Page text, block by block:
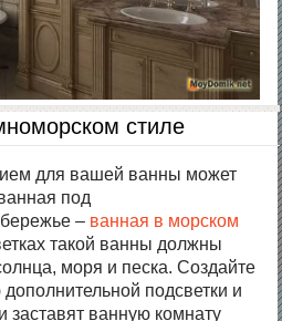
стиле
для вашей ванны может
под
– ванная в морском
такой ванны должны
моря и песка. Создайте
подсветки и
заставят ванную комнату